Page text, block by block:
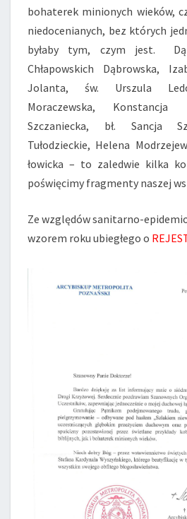
bohaterek minionych wieków,
niedocenianych, bez których
byłaby tym, czym jest.
Chłapowskich Dąbrowska,
Jolanta, św. Urszula
Moraczewska, Konstancja
Szczaniecka, bł. Sancja
Tułodzieckie, Helena
łowicka – to zaledwie kilka
poświęcimy fragmenty naszej
Ze względów sanitarno-
wzorem roku ubiegłego o